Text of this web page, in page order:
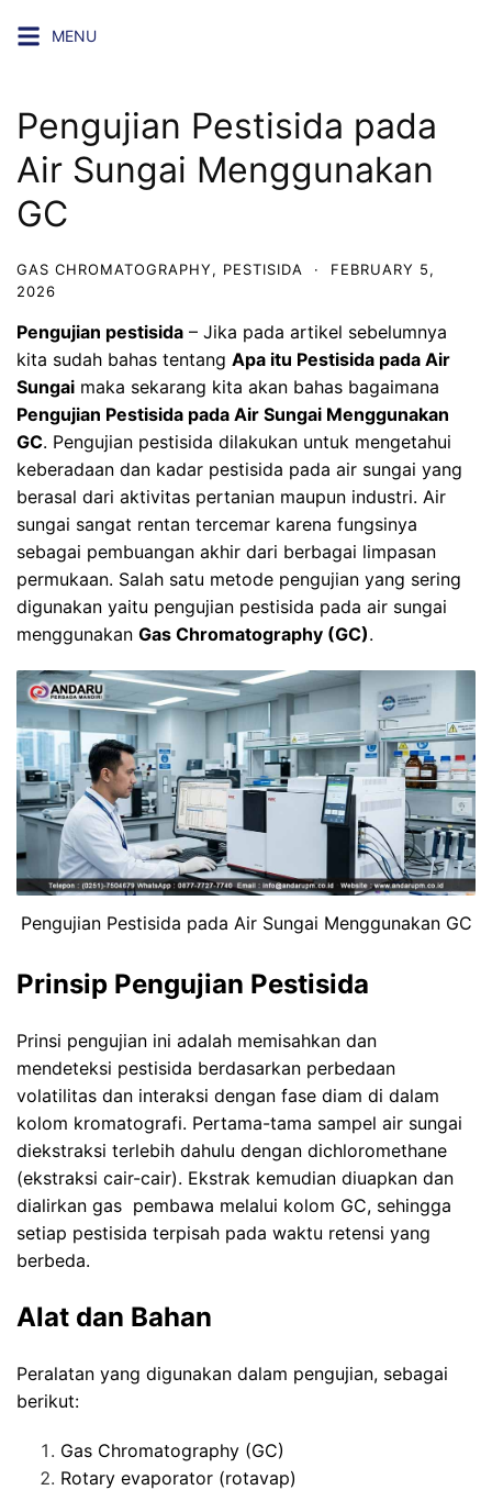
MENU
Pengujian Pestisida pada
Air Sungai Menggunakan
GC
GAS CHROMATOGRAPHY, PESTISIDA ·
FEBRUARY 5,
2026
Pengujian pestisida – Jika pada artikel sebelumnya
kita sudah bahas tentang Apa itu Pestisida pada Air
Sungai maka sekarang kita akan bahas bagaimana
Pengujian Pestisida pada Air Sungai Menggunakan
GC. Pengujian pestisida dilakukan untuk mengetahui
keberadaan dan kadar pestisida pada air sungai yang
berasal dari aktivitas pertanian maupun industri. Air
sungai sangat rentan tercemar karena fungsinya
sebagai pembuangan akhir dari berbagai limpasan
permukaan. Salah satu metode pengujian yang sering
digunakan yaitu pengujian pestisida pada air sungai
menggunakan Gas Chromatography (GC).
Pengujian Pestisida pada Air Sungai Menggunakan GC
Prinsip Pengujian Pestisida
Prinsi pengujian ini adalah memisahkan dan
mendeteksi pestisida berdasarkan perbedaan
volatilitas dan interaksi dengan fase diam di dalam
kolom kromatografi. Pertama-tama sampel air sungai
diekstraksi terlebih dahulu dengan dichloromethane
(ekstraksi cair-cair). Ekstrak kemudian diuapkan dan
dialirkan gas pembawa melalui kolom GC, sehingga
setiap pestisida terpisah pada waktu retensi yang
berbeda.
Alat dan Bahan
Peralatan yang digunakan dalam pengujian, sebagai
berikut:
Gas Chromatography (GC)
Rotary evaporator (rotavap)